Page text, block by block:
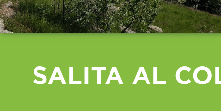
SALITA AL